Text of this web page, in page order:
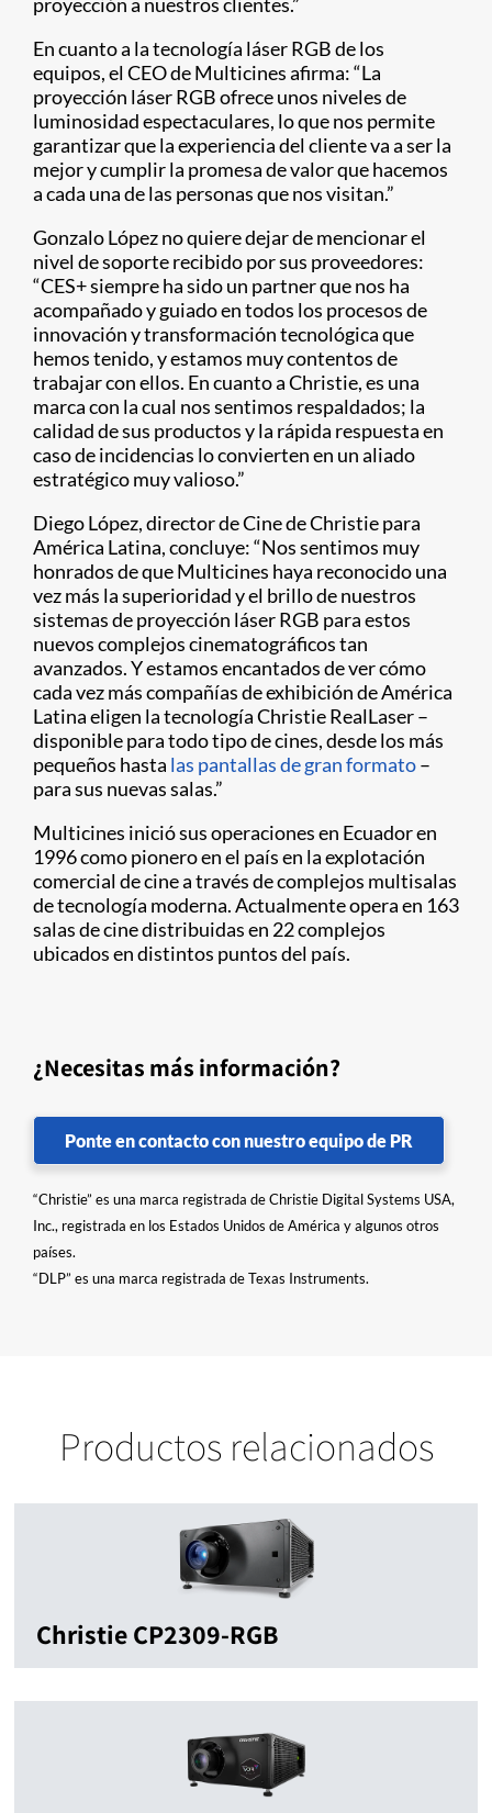
En cuanto a la tecnología láser RGB de los
equipos, el CEO de Multicines afirma: “La
proyección láser RGB ofrece unos niveles de
luminosidad espectaculares, lo que nos permite
garantizar que la experiencia del cliente va a ser la
mejor y cumplir la promesa de valor que hacemos
a cada una de las personas que nos visitan.”
Gonzalo López no quiere dejar de mencionar el
nivel de soporte recibido por sus proveedores:
“CES+ siempre ha sido un partner que nos ha
acompañado y guiado en todos los procesos de
innovación y transformación tecnológica que
hemos tenido, y estamos muy contentos de
trabajar con ellos. En cuanto a Christie, es una
marca con la cual nos sentimos respaldados; la
calidad de sus productos y la rápida respuesta en
caso de incidencias lo convierten en un aliado
estratégico muy valioso.”
Diego López, director de Cine de Christie para
América Latina, concluye: “Nos sentimos muy
honrados de que Multicines haya reconocido una
vez más la superioridad y el brillo de nuestros
sistemas de proyección láser RGB para estos
nuevos complejos cinematográficos tan
avanzados. Y estamos encantados de ver cómo
cada vez más compañías de exhibición de América
Latina eligen la tecnología Christie RealLaser –
disponible para todo tipo de cines, desde los más
pequeños hasta las pantallas de gran formato–
para sus nuevas salas.”
Multicines inició sus operaciones en Ecuador en
1996 como pionero en el país en la explotación
comercial de cine a través de complejos multisalas
de tecnología moderna. Actualmente opera en 163
salas de cine distribuidas en 22 complejos
ubicados en distintos puntos del país.
¿Necesitas más información?
Ponte en contacto con nuestro equipo de PR
“Christie” es una marca registrada de Christie Digital Systems USA,
Inc., registrada en los Estados Unidos de América y algunos otros
países.
“DLP” es una marca registrada de Texas Instruments.
Productos relacionados
Christie CP2309-RGB